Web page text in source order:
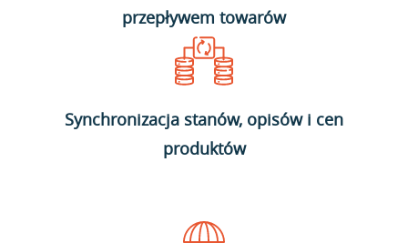
przepływem towarów
Synchronizacja stanów, opisów i cen
produktów